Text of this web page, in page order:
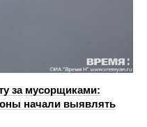
за мусорщиками:
начали выявлять